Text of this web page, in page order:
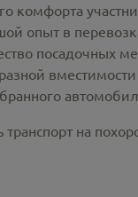
комфорта
в
посадочных
на